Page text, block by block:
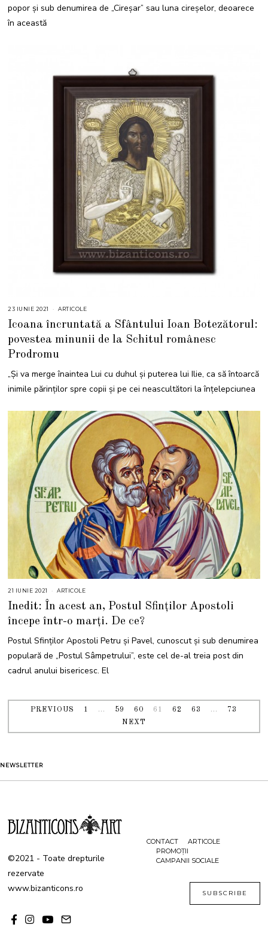
2
popor și sub denumirea de „Cireșar” sau luna cireșelor, deoarece
în această
23 IUNIE 2021
I
N
I
E
2
2
1
ARTICOLE
Icoana încruntată a Sfântului Ioan Botezătorul:
povestea minunii de la Schitul românesc
Prodromu
„Şi va merge înaintea Lui cu duhul şi puterea lui Ilie, ca să întoarcă
inimile părinţilor spre copii şi pe cei neascultători la înţelepciunea
21 IUNIE 2021
1
I
N
I
2
0
2
ARTICOLE
Inedit: În acest an, Postul Sfinților Apostoli
începe într-o marți. De ce?
Postul Sfinților Apostoli Petru și Pavel, cunoscut și sub denumirea
populară de „Postul Sâmpetrului”, este cel de-al treia post din
cadrul anului bisericesc. El
PREVIOUS 1 … 59 60 61 62 63 …
73
NEXT
NEWSLETTER
©2021 - Toate drepturile
rezervate
www.bizanticons.ro
CONTACT
ARTICOLE
PROMOȚII
CAMPANII SOCIALE
SUBSCRIBE